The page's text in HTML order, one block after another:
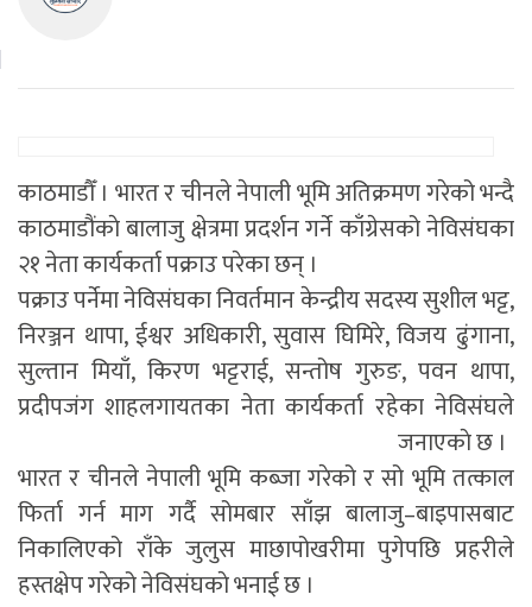
काठमाडौँ । भारत र चीनले नेपाली भूमि अतिक्रमण गरेको भन्दै
काठमाडौंकाे बालाजु क्षेत्रमा प्रदर्शन गर्ने काँग्रेसको नेविसंघका
२१ नेता कार्यकर्ता पक्राउ परेका छन् ।
पक्राउ पर्नेमा नेविसंघका निवर्तमान केन्द्रीय सदस्य सुशील भट्ट,
निरञ्जन थापा, ईश्वर अधिकारी, सुवास घिमिरे, विजय ढुंगाना,
सुल्तान मियाँ, किरण भट्टराई, सन्तोष गुरुङ, पवन थापा,
प्रदीपजंग शाहलगायतका नेता कार्यकर्ता रहेका नेविसंघले
जनाएकाे छ ।
भारत र चीनले नेपाली भूमि कब्जा गरेको र सो भूमि तत्काल
फिर्ता गर्न माग गर्दै सोमबार साँझ बालाजु–बाइपासबाट
निकालिएको राँके जुलुस माछापोखरीमा पुगेपछि प्रहरीले
हस्तक्षेप गरेको नेविसंघकाे भनाई छ ।